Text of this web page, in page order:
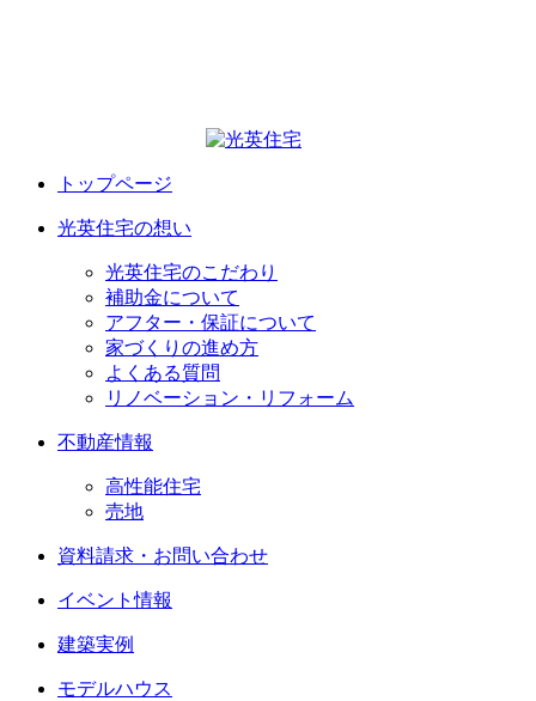
トップページ
光英住宅の想い
光英住宅のこだわり
補助金について
アフター・保証について
家づくりの進め方
よくある質問
リノベーション・リフォーム
不動産情報
高性能住宅
売地
資料請求・お問い合わせ
イベント情報
建築実例
モデルハウス